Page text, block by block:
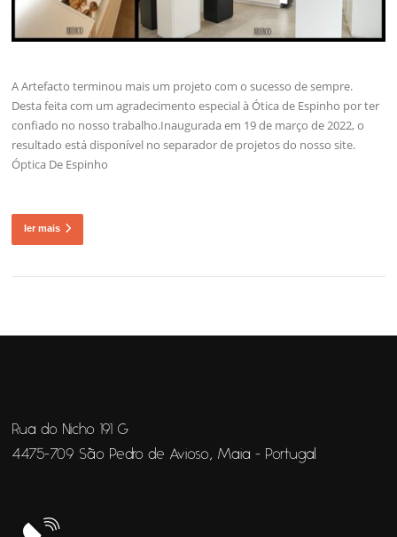
A Artefacto terminou mais um projeto com o sucesso de sempre.
Desta feita com um agradecimento especial à Ótica de Espinho por ter
confiado no nosso trabalho.Inaugurada em 19 de março de 2022, o
resultado está disponível no separador de projetos do nosso site.
Óptica De Espinho
ler mais
Rua do Nicho 191 G
4475-709 São Pedro de Avioso, Maia - Portugal